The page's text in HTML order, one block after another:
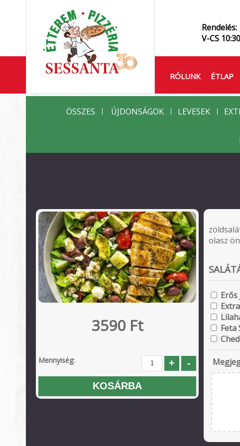
Rendelés:
V-CS
RÓLUNK ÉTLAP
ÖSSZES ÚJDONSÁGOK LEVESEK
3590 Ft
Mennyiség:
olasz
Feta